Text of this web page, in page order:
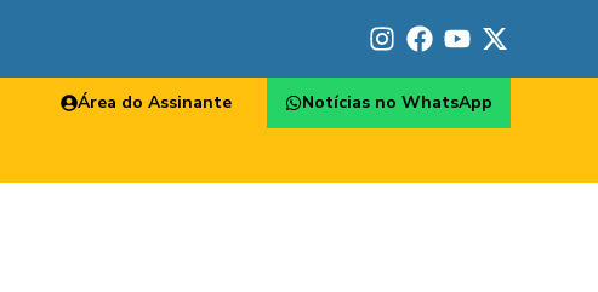
Área do Assinante Notícias no WhatsApp